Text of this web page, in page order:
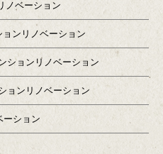
ノベーション
ンリノベーション
ションリノベーション
ョンリノベーション
ーション